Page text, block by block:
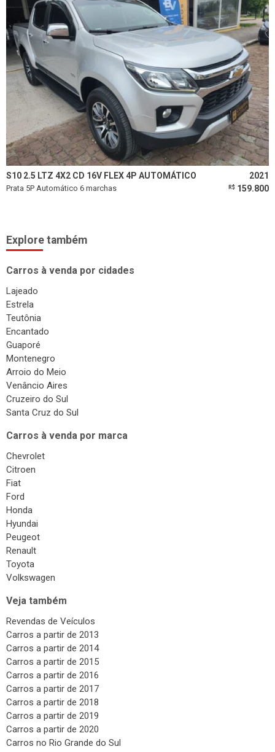
S10 2.5 LTZ 4X2 CD 16V FLEX 4P AUTOMÁTICO 2021
Prata 5P Automático 6 marchas R$ 159.800
Explore também
Carros à venda por cidades
Lajeado
Estrela
Teutônia
Encantado
Guaporé
Montenegro
Arroio do Meio
Venâncio Aires
Cruzeiro do Sul
Santa Cruz do Sul
Carros à venda por marca
Chevrolet
Citroen
Fiat
Ford
Honda
Hyundai
Peugeot
Renault
Toyota
Volkswagen
Veja também
Revendas de Veículos
Carros a partir de 2013
Carros a partir de 2014
Carros a partir de 2015
Carros a partir de 2016
Carros a partir de 2017
Carros a partir de 2018
Carros a partir de 2019
Carros a partir de 2020
Carros no Rio Grande do Sul